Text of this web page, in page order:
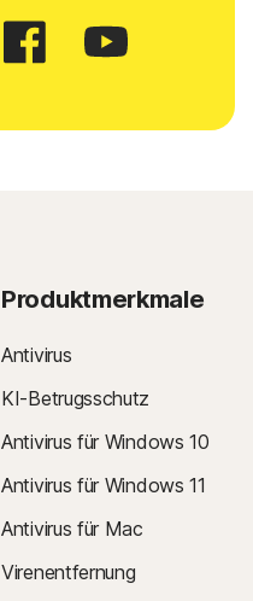
Produktmerkmale
Antivirus
KI-Betrugsschutz
Antivirus für Windows 10
Antivirus für Windows 11
Antivirus für Mac
Virenentfernung